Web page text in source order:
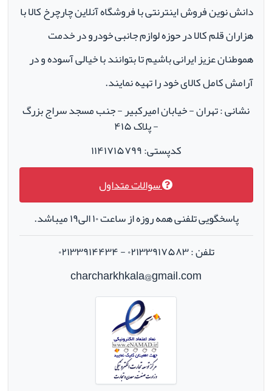
دانش نوین فروش اینترنتی با فروشگاه آنلاین چارچرخ کالا با
هزاران قلم کالا در حوزه لوازم جانبی خودرو در خدمت
هموطنان عزیز ایرانی باشیم تا بتوانند با خیالی آسوده و در
آرامش کامل کالای خود را تهیه نمایند.
نشانی : تهران - خیابان امیرکبیر - جنب مسجد سراج بزرگ
- پلاک ۴۱۵
کدپستی: ۱۱۴۱۷۱۵۷۹۹
سوالات متداول
پاسخگویی تلفنی همه روزه از ساعت ۱۰ الی۱۹ میباشد.
تلفن : ۰۲۱۳۳۹۱۷۵۸۳ - ۰۲۱۳۳۹۱۴۴۳۴
charcharkhkala@gmail.com